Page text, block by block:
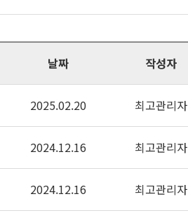
날짜 작성자
2025.02.20 최고관리자
2024.12.16 최고관리자
2024.12.16 최고관리자